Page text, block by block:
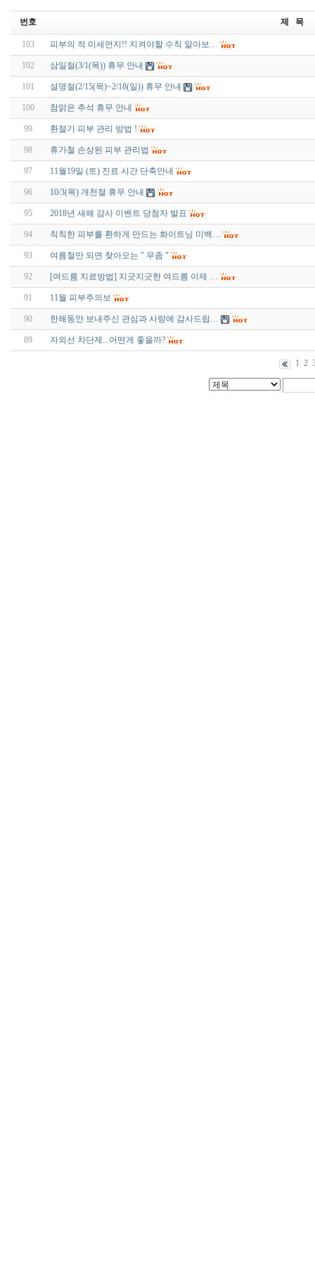
번호 제 목
103 피부의 적 미세먼지!! 지켜야할 수칙 알아보…
102 삼일절(3/1(목)) 휴무 안내
101 설명절(2/15(목)~2/18(일)) 휴무 안내
100 참맑은 추석 휴무 안내
99 환절기 피부 관리 방법 !
98 휴가철 손상된 피부 관리법
97 11월19일 (토) 진료 시간 단축안내
96 10/3(목) 개천절 휴무 안내
95 2018년 새해 감사 이벤트 당첨자 발표
94 칙칙한 피부를 환하게 만드는 화이트닝 미백…
93 여름철만 되면 찾아오는 " 무좀 "
92 [여드름 치료방법] 지긋지긋한 여드름 이제 …
91 11월 피부주의보
90 한해동안 보내주신 관심과 사랑에 감사드립…
89 자외선 차단제...어떤게 좋을까?
1 2